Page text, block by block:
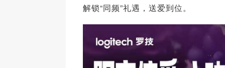
解锁“同频”礼遇，送爱到位。